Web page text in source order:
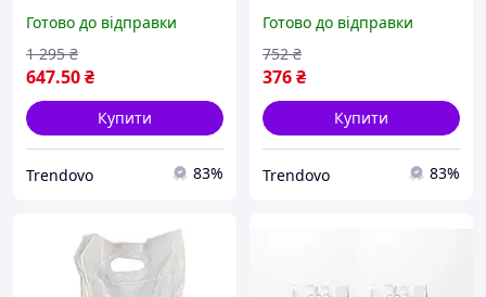
білизни ефективне
видалення плям
Готово до відправки
647.50₴
1 295 ₴
Купити
Trendovo 83%
Purox Universal 5.5 кг
Готово до відправки
376₴
752 ₴
Купити
Trendovo 83%